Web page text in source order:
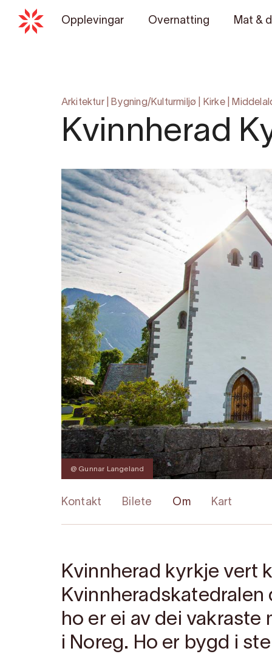
Opplevingar Overnatting Mat &
Arkitektur| Bygning/Kulturmiljø Kirke|
Kvinnherad
@ Gunnar Langeland
Kontakt Bilete Om Kart
Kvinnherad kyrkje vert
Kvinnheradskatedralen
ho er ei av dei
i Noreg. Ho er bygd i